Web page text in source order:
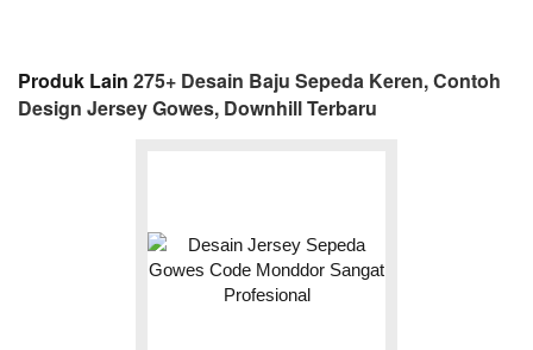
Produk Lain 275+ Desain Baju Sepeda Keren, Contoh
Design Jersey Gowes, Downhill Terbaru